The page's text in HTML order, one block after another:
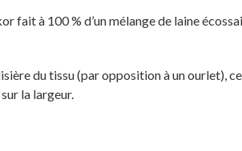
fait à 100 % d’un mélange de laine
du tissu (par opposition à un ourlet),
la largeur.